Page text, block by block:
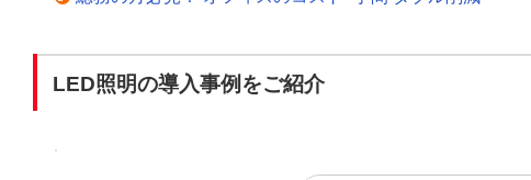
LED照明の導入事例をご紹介